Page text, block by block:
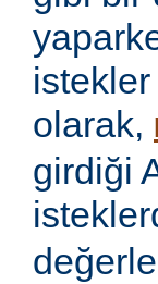
olarak,
girdiği